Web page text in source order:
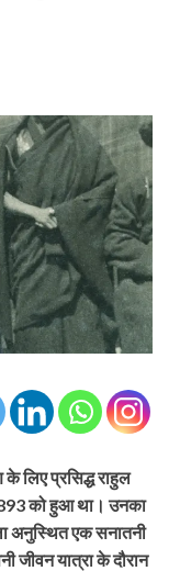
लिए प्रसिद्ध राहुल
को हुआ था। उनका
अनुस्थित एक सनातनी
जीवन यात्रा के दौरान